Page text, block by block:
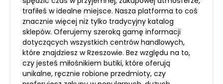
trafiłeś w idealne miejsce. Nasza platforma to coś
znacznie więcej niż tylko tradycyjny katalog
sklepów. Oferujemy szeroką gamę informacji
dotyczących wszystkich centrów handlowych,
które znajdziesz w Rzeszowie. Bez względu na to,
czy jesteś miłośnikiem butiki, które oferują
unikalne, ręcznie robione przedmioty, czy